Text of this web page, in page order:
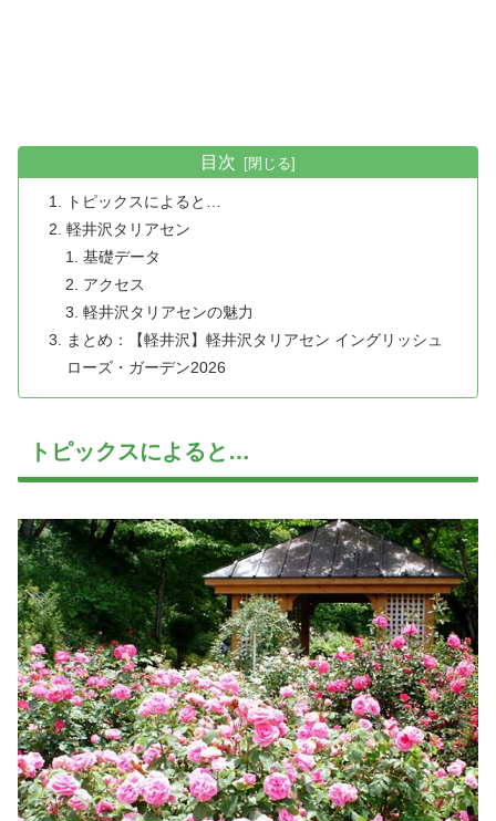
目次
トピックスによると…
軽井沢タリアセン
基礎データ
アクセス
軽井沢タリアセンの魅力
まとめ：【軽井沢】軽井沢タリアセン イングリッシュ
ローズ・ガーデン2026
トピックスによると…